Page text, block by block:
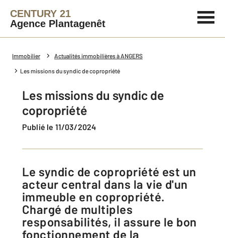
CENTURY 21
Agence Plantagenêt
Immobilier Actualités immobilières à ANGERS
Les missions du syndic de copropriété
Les missions du syndic de
copropriété
Publié le 11/03/2024
Le syndic de copropriété est un
acteur central dans la vie d'un
immeuble en copropriété.
Chargé de multiples
responsabilités, il assure le bon
fonctionnement de la